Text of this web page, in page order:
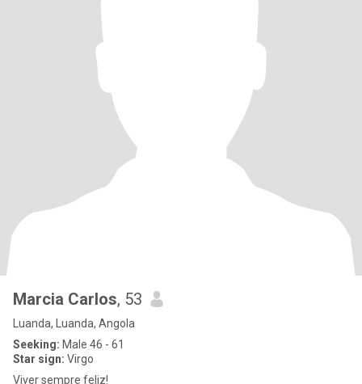
Marcia Carlos, 53
Luanda, Luanda, Angola
Seeking: Male 46 - 61
Star sign: Virgo
Viver sempre feliz!